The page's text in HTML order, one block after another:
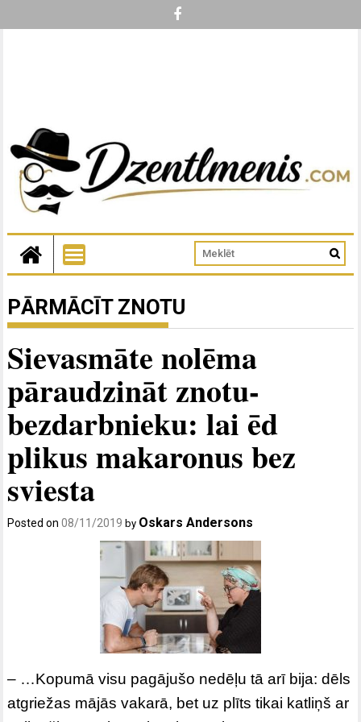
PĀRMĀCĪT ZNOTU
Sievasmāte nolēma
pāraudzināt znotu-
bezdarbnieku: lai ēd
plikus makaronus bez
sviesta
Posted on08/11/2019 by Oskars Andersons
– …Kopumā visu pagājušo nedēļu tā arī bija: dēls
atgriežas mājās vakarā, bet uz plīts tikai katliņš ar